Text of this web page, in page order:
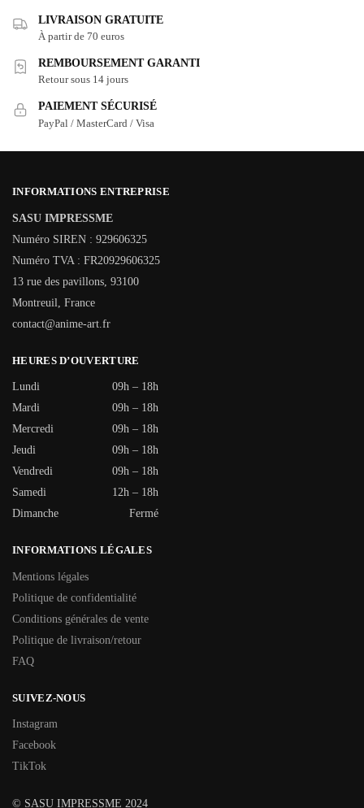
LIVRAISON GRATUITE
À partir de 70 euros
REMBOURSEMENT GARANTI
Retour sous 14 jours
PAIEMENT SÉCURISÉ
PayPal / MasterCard / Visa
INFORMATIONS ENTREPRISE
SASU IMPRESSME
Numéro SIREN : 929606325
Numéro TVA : FR20929606325
13 rue des pavillons, 93100
Montreuil, France
contact@anime-art.fr
HEURES D’OUVERTURE
Lundi
09h – 18h
Mardi
09h – 18h
Mercredi
09h – 18h
Jeudi
09h – 18h
Vendredi
09h – 18h
Samedi
12h – 18h
Dimanche
Fermé
INFORMATIONS LÉGALES
Mentions légales
Politique de confidentialité
Conditions générales de vente
Politique de livraison/retour
FAQ
SUIVEZ-NOUS
Instagram
Facebook
TikTok
© SASU IMPRESSME 2024